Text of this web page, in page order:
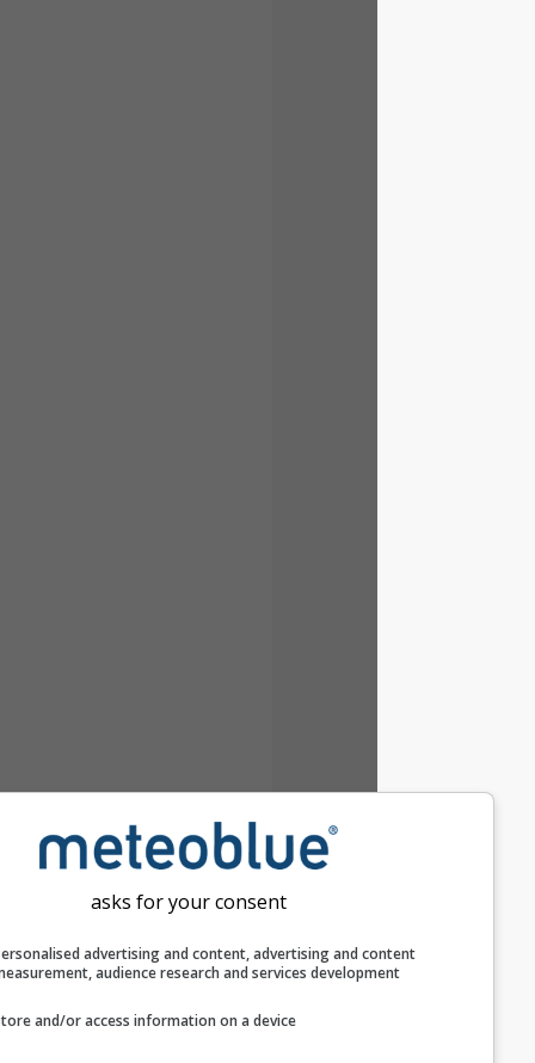
asks for your consent
Personalised advertising and content, advertising and
measurement, audience research and services
Store and/or access information on a device